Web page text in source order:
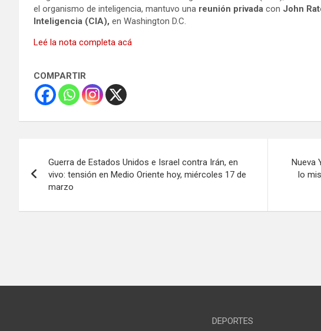
el organismo de inteligencia, mantuvo una reunión privada con John
Inteligencia (CIA), en Washington D.C.
Leé la nota completa acá
COMPARTIR
de
Guerra de Estados Unidos e Israel contra Irán, en
vivo: tensión en Medio Oriente hoy, miércoles 17 de
marzo
Nueva
lo
DEPORTES